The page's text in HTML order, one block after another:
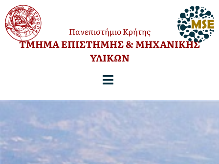
Πανεπιστήμιο Κρήτης
TΜΗΜΑ ΕΠΙΣΤΗΜΗΣ & ΜΗΧΑΝΙΚΗΣ
ΥΛΙΚΩΝ